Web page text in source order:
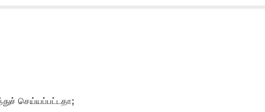
செய்யப்பட்டதா;